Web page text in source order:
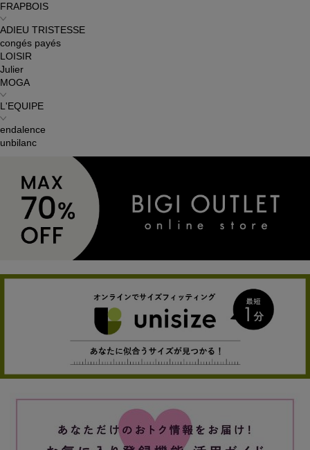
FRAPBOIS
ADIEU TRISTESSE
congés payés
LOISIR
Julier
MOGA
L'EQUIPE
endalence
unbilanc